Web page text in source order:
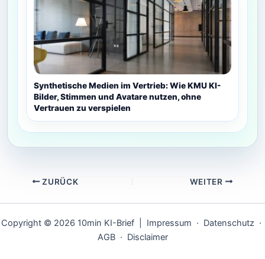
Synthetische Medien im Vertrieb: Wie KMU KI-
Bilder, Stimmen und Avatare nutzen, ohne
Vertrauen zu verspielen
ZURÜCK WEITER
Copyright © 2026 10min KI-Brief | Impressum · Datenschutz ·
AGB· Disclaimer